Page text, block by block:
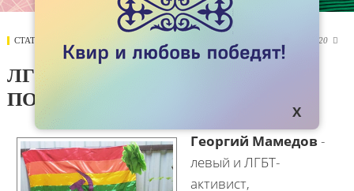
СТАТЬИ 5920 
ЛГБТ-ИДЕНТИЧНОСТЬ – ЭТО
ПОЛИТИЧЕСКИЙ ВЫБОР
Георгий Мамедов-
левый и ЛГБТ-
активист,